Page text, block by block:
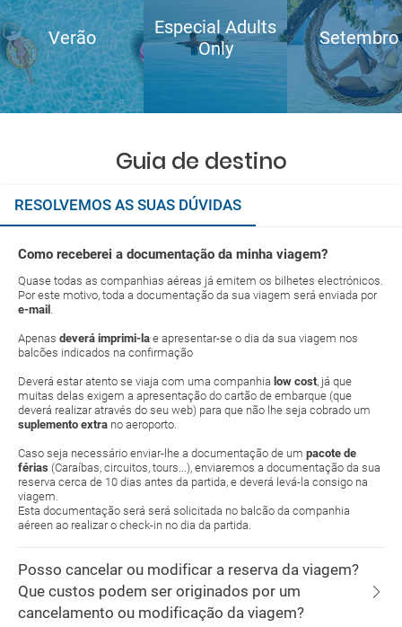
Verão
Especial Adults
Only
Setembro
Guia de destino
RESOLVEMOS AS SUAS DÚVIDAS
Como receberei a documentação da minha viagem?
Quase todas as companhias aéreas já emitem os bilhetes electrónicos.
Por este motivo, toda a documentação da sua viagem será enviada por
e-mail .
Apenas deverá imprimi-la e apresentar-se o dia da sua viagem nos
balcões indicados na confirmação
Deverá estar atento se viaja com uma companhia low cost, já que
muitas delas exigem a apresentação do cartão de embarque (que
deverá realizar através do seu web) para que não lhe seja cobrado um
suplemento extra no aeroporto.
Caso seja necessário enviar-lhe a documentação de um pacote de
férias (Caraíbas, circuitos, tours...), enviaremos a documentação da sua
reserva cerca de 10 dias antes da partida, e deverá levá-la consigo na
viagem.
Esta documentação será será solicitada no balcão da companhia
aéreen ao realizar o check-in no dia da partida.
Posso cancelar ou modificar a reserva da viagem?
Que custos podem ser originados por um
cancelamento ou modificação da viagem?